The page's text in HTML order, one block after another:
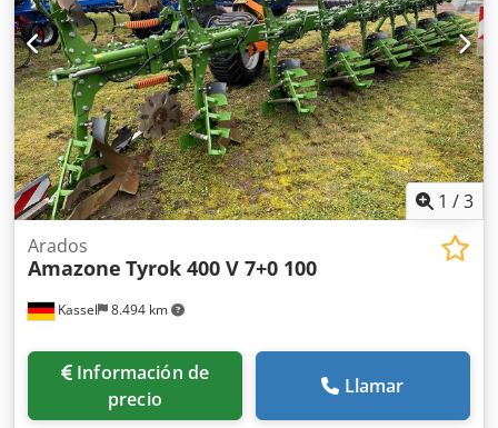
1 /3
Kassel 8.494 km
Arados
Amazone Tyrok 400 V 7+0 100
Información de
precio
Llamar